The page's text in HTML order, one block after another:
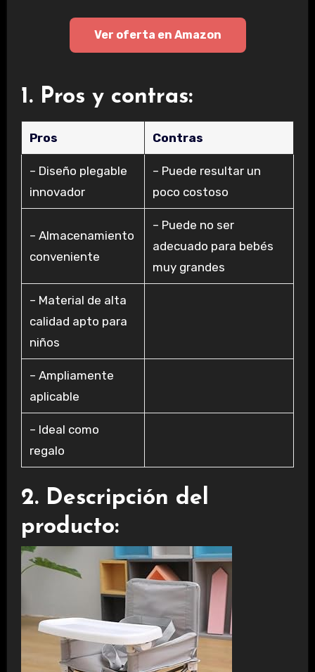
Ver oferta en Amazon
1. Pros y contras:
Pros Contras
– Diseño plegable
innovador
– Puede resultar un
poco costoso
– Almacenamiento
conveniente
– Puede no ser
adecuado para bebés
muy grandes
– Material de alta
calidad apto para
niños
– Ampliamente
aplicable
– Ideal como
regalo
2. Descripción del
producto: